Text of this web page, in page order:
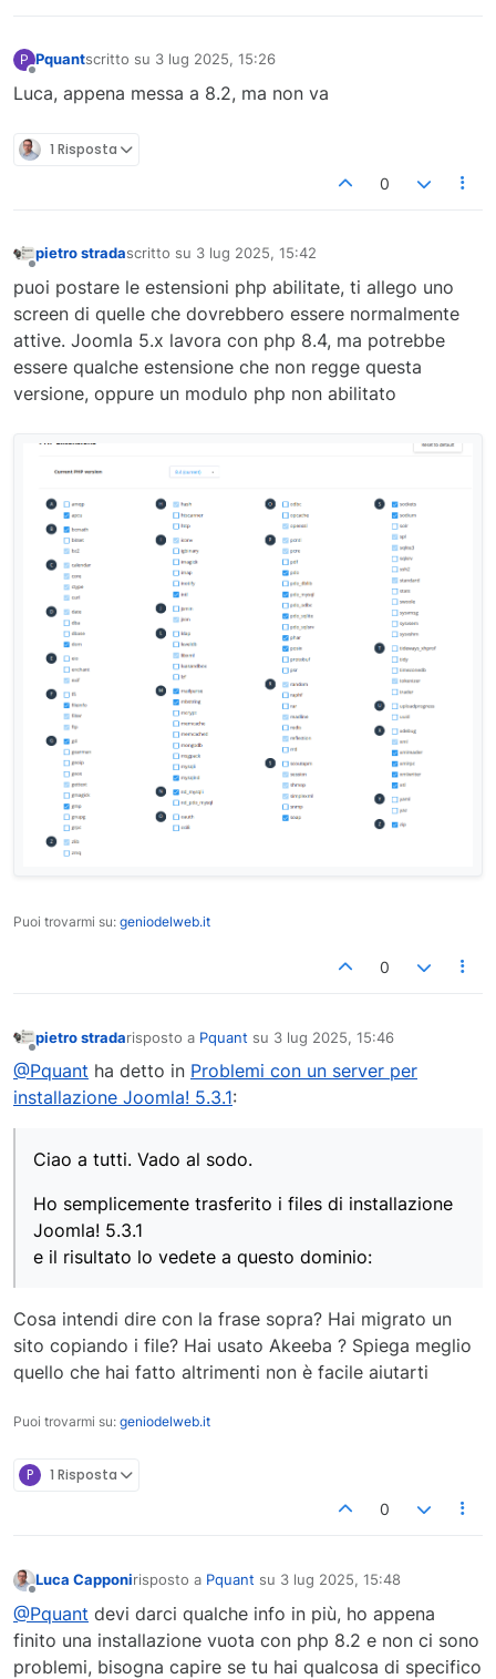
P Pquantscritto su 3 lug 2025, 15:26
ultima modifica di
Luca, appena messa a 8.2, ma non va
1 Risposta
0
pietro stradascritto su 3 lug 2025, 15:42
ultima modifica di
puoi postare le estensioni php abilitate, ti allego uno
screen di quelle che dovrebbero essere normalmente
attive. Joomla 5.x lavora con php 8.4, ma potrebbe
essere qualche estensione che non regge questa
versione, oppure un modulo php non abilitato
Puoi trovarmi su: geniodelweb.it
0
pietro stradarisposto a Pquant su 3 lug 2025, 15:46
ultima modifica di
@Pquant ha detto in Problemi con un server per
installazione Joomla! 5.3.1:
Ciao a tutti. Vado al sodo.
Ho semplicemente trasferito i files di installazione
Joomla! 5.3.1
e il risultato lo vedete a questo dominio:
Cosa intendi dire con la frase sopra? Hai migrato un
sito copiando i file? Hai usato Akeeba ? Spiega meglio
quello che hai fatto altrimenti non è facile aiutarti
Puoi trovarmi su: geniodelweb.it
P
1 Risposta
0
Luca Capponirisposto a Pquant su 3 lug 2025, 15:48
ultima modifica di
@Pquant devi darci qualche info in più, ho appena
finito una installazione vuota con php 8.2 e non ci sono
problemi, bisogna capire se tu hai qualcosa di specifico